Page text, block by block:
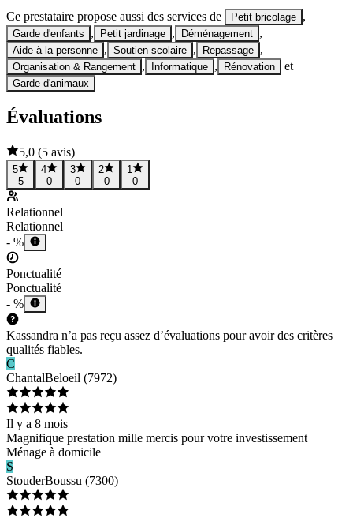
Ce prestataire propose aussi des services de Petit bricolage ,
Garde d'enfants , Petit jardinage , Déménagement ,
Aide à la personne , Soutien scolaire , Repassage ,
Organisation & Rangement , Informatique , Rénovation et
Garde d'animaux
Évaluations
5,0 (5 avis)
5
5
4
0
3
0
2
0
1
0
Relationnel
Relationnel
- %
Ponctualité
Ponctualité
- %
Kassandra n’a pas reçu assez d’évaluations pour avoir des critères
qualités fiables.
C
ChantalBeloeil (7972)
Il y a 8 mois
Magnifique prestation mille mercis pour votre investissement
Ménage à domicile
S
StouderBoussu (7300)